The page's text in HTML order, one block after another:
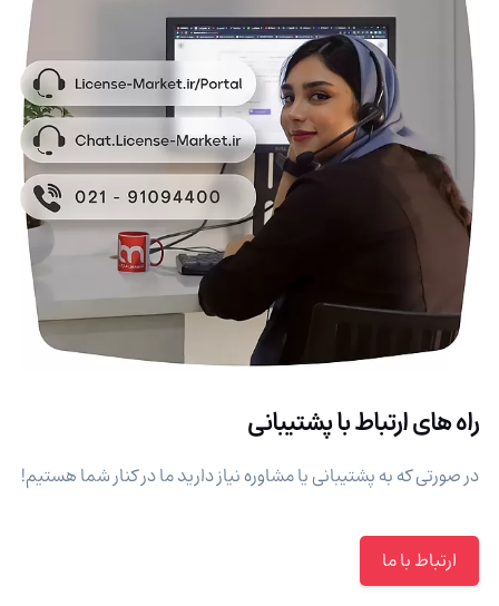
راه های ارتباط با پشتیبانی
در صورتی که به پشتیبانی یا مشاوره نیاز دارید ما در کنار شما هستیم!
ارتباط با ما